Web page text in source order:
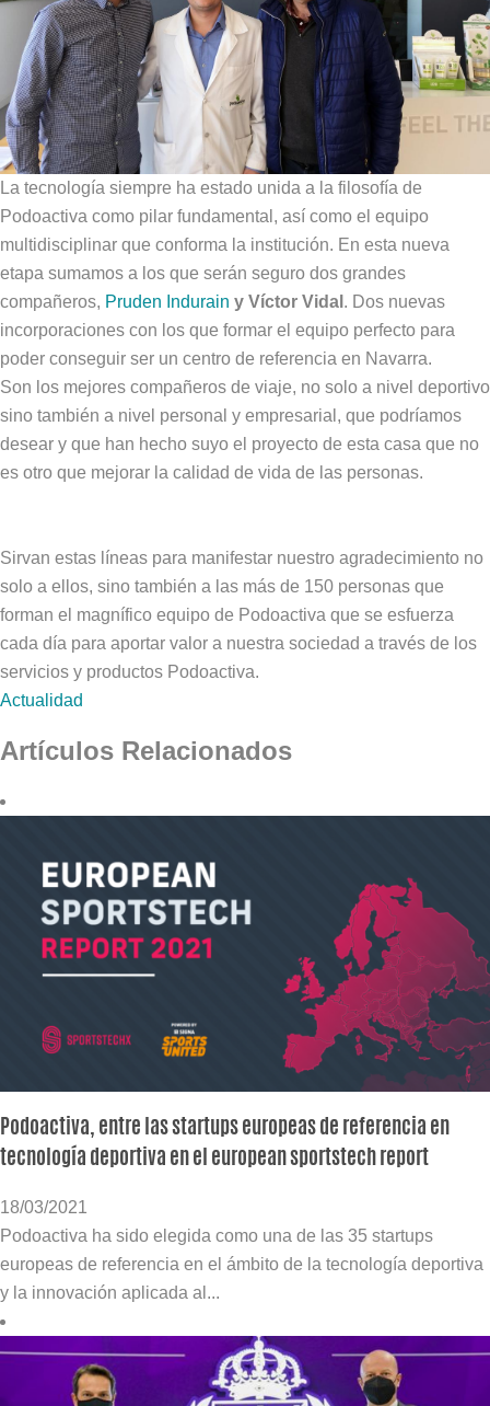
La tecnología siempre ha estado unida a la filosofía de
Podoactiva como pilar fundamental, así como el equipo
multidisciplinar que conforma la institución. En esta nueva
etapa sumamos a los que serán seguro dos grandes
compañeros, Pruden Indurain y Víctor Vidal . Dos nuevas
incorporaciones con los que formar el equipo perfecto para
poder conseguir ser un centro de referencia en Navarra.
Son los mejores compañeros de viaje, no solo a nivel deportivo
sino también a nivel personal y empresarial, que podríamos
desear y que han hecho suyo el proyecto de esta casa que no
es otro que mejorar la calidad de vida de las personas.
Sirvan estas líneas para manifestar nuestro agradecimiento no
solo a ellos, sino también a las más de 150 personas que
forman el magnífico equipo de Podoactiva que se esfuerza
cada día para aportar valor a nuestra sociedad a través de los
servicios y productos Podoactiva.
Actualidad
Artículos Relacionados
Podoactiva, entre las startups europeas de referencia en
tecnología deportiva en el european sportstech report
18/03/2021
Podoactiva ha sido elegida como una de las 35 startups
europeas de referencia en el ámbito de la tecnología deportiva
y la innovación aplicada al...